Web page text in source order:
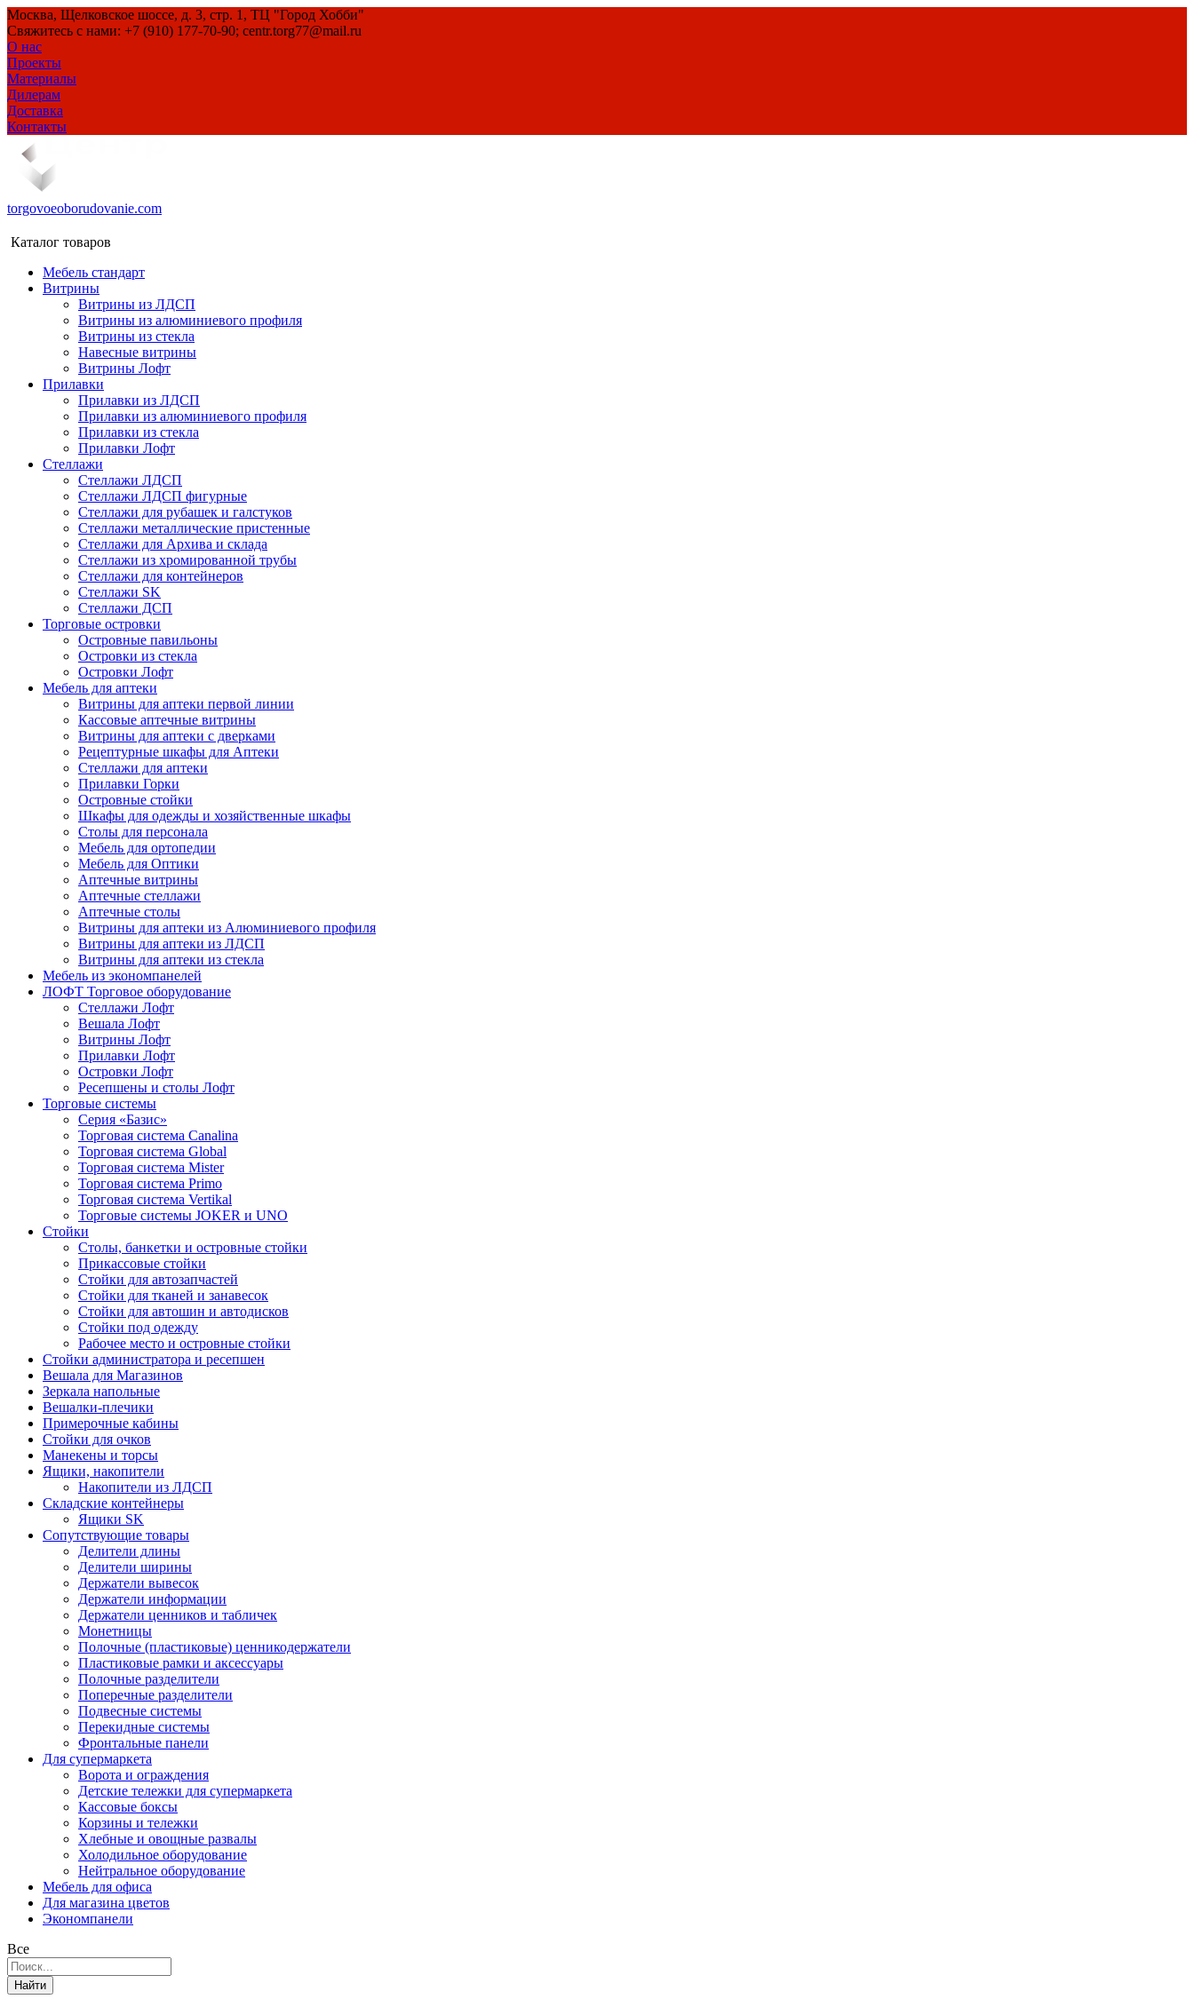
Москва, Щелковское шоссе, д. 3, стр. 1, ТЦ "Город Хобби"
Свяжитесь с нами: +7 (910) 177-70-90; centr.torg77@mail.ru
О нас
Проекты
Материалы
Дилерам
Доставка
Контакты
torgovoeoborudovanie.com
Каталог товаров
Мебель стандарт
Витрины
Витрины из ЛДСП
Витрины из алюминиевого профиля
Витрины из стекла
Навесные витрины
Витрины Лофт
Прилавки
Прилавки из ЛДСП
Прилавки из алюминиевого профиля
Прилавки из стекла
Прилавки Лофт
Стеллажи
Стеллажи ЛДСП
Стеллажи ЛДСП фигурные
Стеллажи для рубашек и галстуков
Стеллажи металлические пристенные
Стеллажи для Архива и склада
Стеллажи из хромированной трубы
Стеллажи для контейнеров
Стеллажи SK
Стеллажи ДСП
Торговые островки
Островные павильоны
Островки из стекла
Островки Лофт
Мебель для аптеки
Витрины для аптеки первой линии
Кассовые аптечные витрины
Витрины для аптеки с дверками
Рецептурные шкафы для Аптеки
Стеллажи для аптеки
Прилавки Горки
Островные стойки
Шкафы для одежды и хозяйственные шкафы
Столы для персонала
Мебель для ортопедии
Мебель для Оптики
Аптечные витрины
Аптечные стеллажи
Аптечные столы
Витрины для аптеки из Алюминиевого профиля
Витрины для аптеки из ЛДСП
Витрины для аптеки из стекла
Мебель из экономпанелей
ЛОФТ Торговое оборудование
Стеллажи Лофт
Вешала Лофт
Витрины Лофт
Прилавки Лофт
Островки Лофт
Ресепшены и столы Лофт
Торговые системы
Серия «Базис»
Торговая система Canalina
Торговая система Global
Торговая система Mister
Торговая система Primo
Торговая система Vertikal
Торговые системы JOKER и UNO
Стойки
Столы, банкетки и островные стойки
Прикассовые стойки
Стойки для автозапчастей
Стойки для тканей и занавесок
Стойки для автошин и автодисков
Стойки под одежду
Рабочее место и островные стойки
Стойки администратора и ресепшен
Вешала для Магазинов
Зеркала напольные
Вешалки-плечики
Примерочные кабины
Стойки для очков
Манекены и торсы
Ящики, накопители
Накопители из ЛДСП
Складские контейнеры
Ящики SK
Сопутствующие товары
Делители длины
Делители ширины
Держатели вывесок
Держатели информации
Держатели ценников и табличек
Монетницы
Полочные (пластиковые) ценникодержатели
Пластиковые рамки и аксессуары
Полочные разделители
Поперечные разделители
Подвесные системы
Перекидные системы
Фронтальные панели
Для супермаркета
Ворота и ограждения
Детские тележки для супермаркета
Кассовые боксы
Корзины и тележки
Хлебные и овощные развалы
Холодильное оборудование
Нейтральное оборудование
Мебель для офиса
Для магазина цветов
Экономпанели
Все
Найти